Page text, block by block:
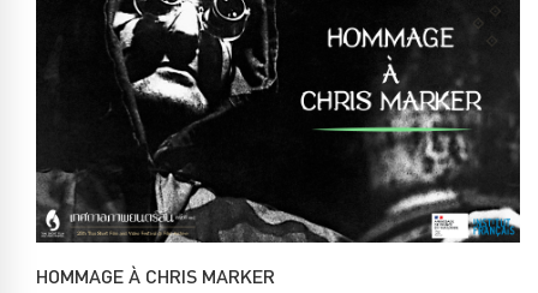
HOMMAGE À CHRIS MARKER